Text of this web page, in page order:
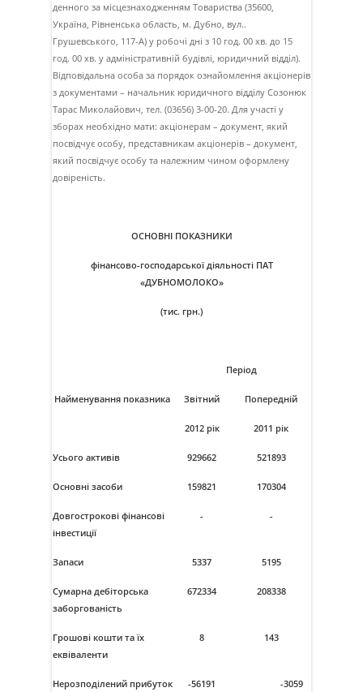
денного за місцезнаходженням Товариства (35600,
Україна, Рівненська область, м. Дубно, вул..
Грушевського, 117-А) у робочі дні з 10 год. 00 хв. до 15
год. 00 хв. у адміністративній будівлі, юридичний відділ).
Відповідальна особа за порядок ознайомлення акціонерів
з документами – начальник юридичного відділу Созонюк
Тарас Миколайович, тел. (03656) 3-00-20. Для участі у
зборах необхідно мати: акціонерам – документ, який
посвідчує особу, представникам акціонерів – документ,
який посвідчує особу та належним чином оформлену
довіреність.
ОСНОВНІ ПОКАЗНИКИ
фінансово-господарської діяльності ПАТ
«ДУБНОМОЛОКО»
(тис. грн.)
Найменування показника
Період
Звітний
2012 рік
Попередній
2011 рік
Усього активів 929662 521893
Основні засоби 159821 170304
Довгострокові фінансові
інвестиції
- -
Запаси 5337 5195
Сумарна дебіторська
заборгованість
672334 208338
Грошові кошти та їх
еквіваленти
8 143
Нерозподілений прибуток -56191 -3059